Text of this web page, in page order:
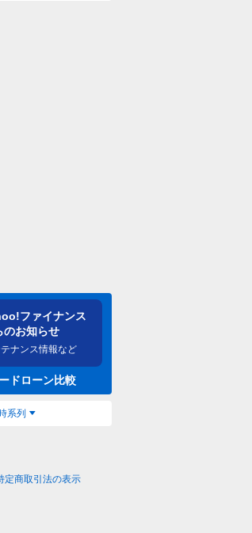
ファイナンス
のお知らせ
テナンス情報など
ドローン比較
系列
定商取引法の表示